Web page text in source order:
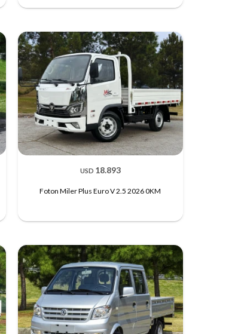
USD 18.893
Foton Miler Plus Euro V 2.5 2026 0KM